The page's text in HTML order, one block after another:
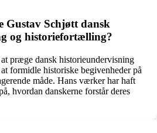
Gustav Schjøtt dansk
og historiefortælling?
præge dansk historieundervisning
formidle historiske begivenheder på
måde. Hans værker har haft
hvordan danskerne forstår deres